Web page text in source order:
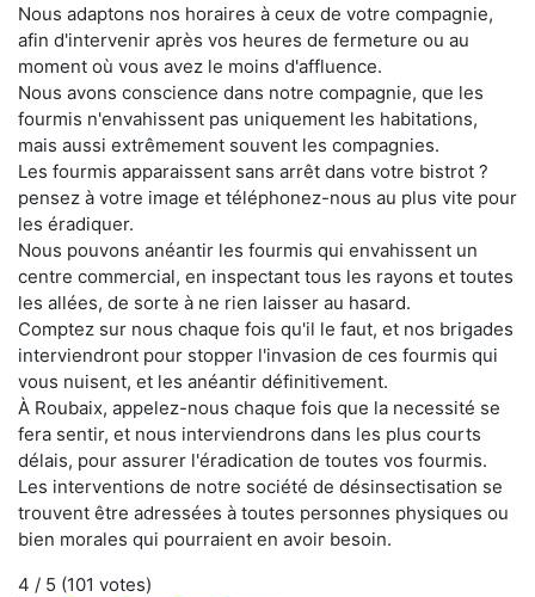
Nous adaptons nos horaires à ceux de votre compagnie,
afin d'intervenir après vos heures de fermeture ou au
moment où vous avez le moins d'affluence.
Nous avons conscience dans notre compagnie, que les
fourmis n'envahissent pas uniquement les habitations,
mais aussi extrêmement souvent les compagnies.
Les fourmis apparaissent sans arrêt dans votre bistrot ?
pensez à votre image et téléphonez-nous au plus vite pour
les éradiquer.
Nous pouvons anéantir les fourmis qui envahissent un
centre commercial, en inspectant tous les rayons et toutes
les allées, de sorte à ne rien laisser au hasard.
Comptez sur nous chaque fois qu'il le faut, et nos brigades
interviendront pour stopper l'invasion de ces fourmis qui
vous nuisent, et les anéantir définitivement.
À Roubaix, appelez-nous chaque fois que la necessité se
fera sentir, et nous interviendrons dans les plus courts
délais, pour assurer l'éradication de toutes vos fourmis.
Les interventions de notre société de désinsectisation se
trouvent être adressées à toutes personnes physiques ou
bien morales qui pourraient en avoir besoin.
4 / 5 (101 votes)